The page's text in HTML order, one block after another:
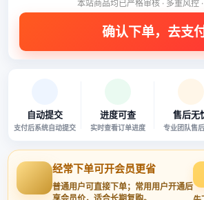
选择商品
本站商品均已严格审核 · 多重风控 ·
自动提交
支付后系统自动提交
进度可查
实时查看订单进度
售后无
专业团队售后